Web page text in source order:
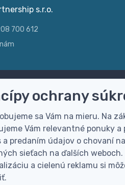
s.r.o.
700 612
zdarma
EUR (bez DPH)
ochrany
sa Vám na mieru. Na
Vám relevantné ponuky
a predaním údajov o chovaní
sieťach na ďalších weboch.
a cielenú reklamu si